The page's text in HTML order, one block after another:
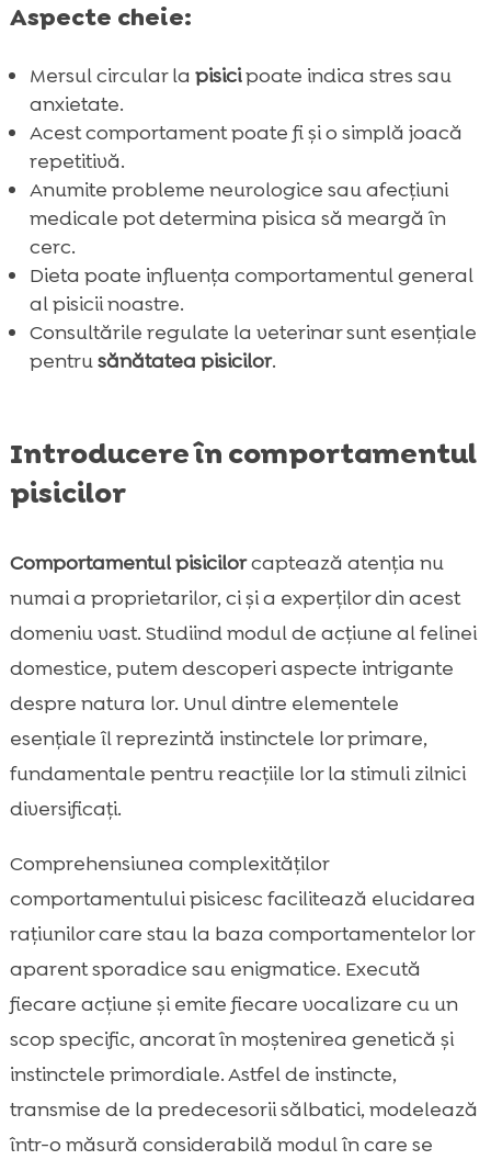
 Impactul mediului asupra
 Cum să ajutăm pisicile anxioase
 Purrfect Life: Litiere pentru pisici
Concluzie
FAQ
Aspecte cheie:
Mersul circular la pisicipoate indica stres sau
anxietate.
Acest comportament poate fi și o simplă joacă
repetitivă.
Anumite probleme neurologice sau afecțiuni
medicale pot determina pisica să meargă în
cerc.
Dieta poate influența comportamentul general
al pisicii noastre.
Consultările regulate la veterinar sunt esențiale
pentrusănătatea pisicilor.
Introducere în comportamentul
pisicilor
Comportamentul pisicilorcaptează atenția nu
numai a proprietarilor, ci și a experților din acest
domeniu vast. Studiind modul de acțiune al felinei
domestice, putem descoperi aspecte intrigante
despre natura lor. Unul dintre elementele
esențiale îl reprezintă instinctele lor primare,
fundamentale pentru reacțiile lor la stimuli zilnici
diversificați.
Comprehensiunea complexităților
comportamentului pisicesc facilitează elucidarea
rațiunilor care stau la baza comportamentelor lor
aparent sporadice sau enigmatice. Execută
fiecare acțiune și emite fiecare vocalizare cu un
scop specific, ancorat în moștenirea genetică și
instinctele primordiale. Astfel de instincte,
transmise de la predecesorii sălbatici, modelează
într-o măsură considerabilă modul în care se